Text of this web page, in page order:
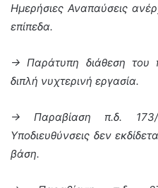
Ημερήσιες Αναπαύσεις
επίπεδα.
-> Παράτυπη διάθεση του
διπλή νυχτερινή εργασία.
-> Παραβίαση π.δ.
Υποδιευθύνσεις δεν
βάση.